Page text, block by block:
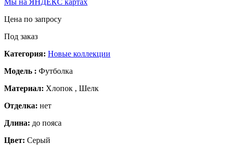
Цена по запросу
Под заказ
Категория: Новые коллекции
Модель : Футболка
Материал: Хлопок , Шелк
Отделка: нет
Длина: до пояса
Цвет: Серый